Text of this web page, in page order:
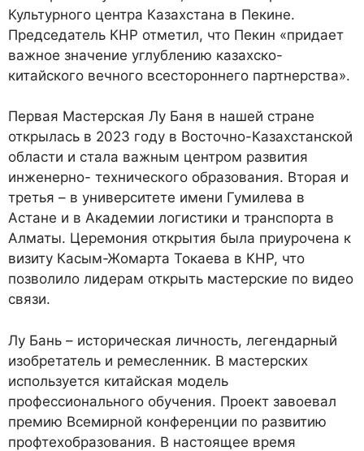
Культурного центра Казахстана в Пекине.
Председатель КНР отметил, что Пекин «придает
важное значение углублению казахско-
китайского вечного всестороннего партнерства».
Первая Мастерская Лу Баня в нашей стране
открылась в 2023 году в Восточно-Казахстанской
области и стала важным центром развития
инженерно- технического образования. Вторая и
третья – в университете имени Гумилева в
Астане и в Академии логистики и транспорта в
Алматы. Церемония открытия была приурочена к
визиту Касым-Жомарта Токаева в КНР, что
позволило лидерам открыть мастерские по видео
связи.
Лу Бань – историческая личность, легендарный
изобретатель и ремесленник. В мастерских
используется китайская модель
профессионального обучения. Проект завоевал
премию Всемирной конференции по развитию
профтехобразования. В настоящее время